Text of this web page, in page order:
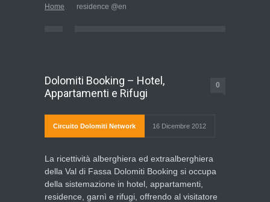
Home residence @en
Dolomiti Booking – Hotel,
Appartamenti e Rifugi
0
Circuito Dolomiti Network 16 Dicembre 2012
La ricettività alberghiera ed extraalberghiera
della Val di Fassa Dolomiti Booking si occupa
della sistemazione in hotel, appartamenti,
residence, garnì e rifugi, offrendo al visitatore